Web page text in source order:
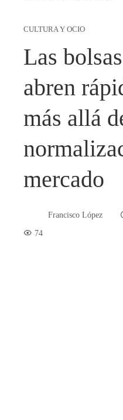
CULTURA Y OCIO
Las
abren
más allá
mercado
Francisco López
74